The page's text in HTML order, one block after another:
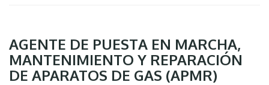
AGENTE DE PUESTA EN MARCHA,
MANTENIMIENTO Y REPARACIÓN
DE APARATOS DE GAS (APMR)